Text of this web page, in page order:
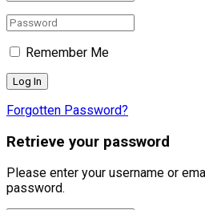
Remember Me
Forgotten Password?
Retrieve your password
Please enter your username or
password.